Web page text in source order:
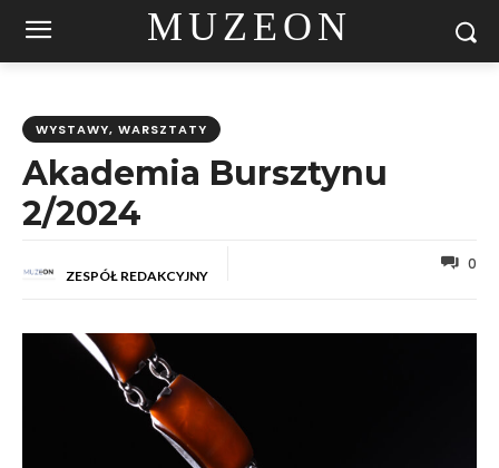
MUZEON
WYSTAWY, WARSZTATY
Akademia Bursztynu
2/2024
ZESPÓŁ REDAKCYJNY
0